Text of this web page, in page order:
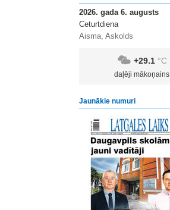
2026. gada 6. augusts
Ceturtdiena
Aisma, Askolds
+29.1 °C
daļēji mākoņains
Jaunākie numuri